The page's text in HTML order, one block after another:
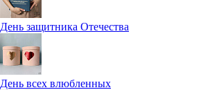
День защитника Отечества
День всех влюбленных